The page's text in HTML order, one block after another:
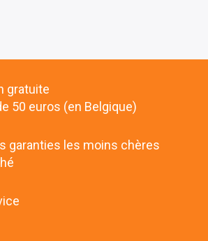
gratuite
50 euros (en Belgique)
garanties les moins chères